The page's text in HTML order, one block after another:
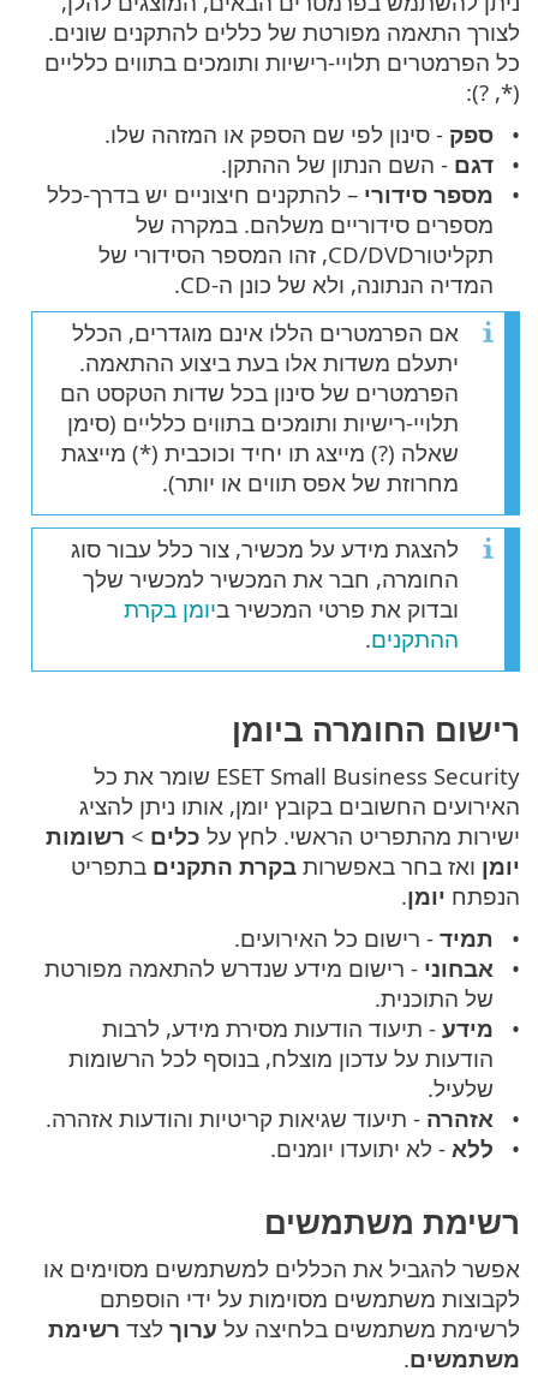
לצורך התאמה מפורטת של כללים להתקנים שונים.
כל הפרמטרים תלויי-רישיות ותומכים בתווים כלליים
(*, ?):
ספק - סינון לפי שם הספק או המזהה שלו.
דגם - השם הנתון של ההתקן.
מספר סידורי – להתקנים חיצוניים יש בדרך-כלל
מספרים סידוריים משלהם. במקרה של
תקליטור‎CD/DVD‎, זהו המספר הסידורי של
המדיה הנתונה, ולא של כונן ה-CD.
אם הפרמטרים הללו אינם מוגדרים, הכלל
יתעלם משדות אלו בעת ביצוע ההתאמה.
הפרמטרים של סינון בכל שדות הטקסט הם
תלויי-רישיות ותומכים בתווים כלליים (סימן
שאלה (?) מייצג תו יחיד וכוכבית (*) מייצגת
מחרוזת של אפס תווים או יותר).
להצגת מידע על מכשיר, צור כלל עבור סוג
החומרה, חבר את המכשיר למכשיר שלך
ובדוק את פרטי המכשיר ביומן בקרת
ההתקנים.
רישום החומרה ביומן
ESET Small Business Security שומר את כל
האירועים החשובים בקובץ יומן, אותו ניתן להציג
ישירות מהתפריט הראשי. לחץ על כלים > רשומות
יומן ואז בחר באפשרות בקרת התקנים בתפריט
הנפתח יומן.
תמיד - רישום כל האירועים.
אבחוני - רישום מידע שנדרש להתאמה מפורטת
של התוכנית.
מידע - תיעוד הודעות מסירת מידע, לרבות
הודעות על עדכון מוצלח, בנוסף לכל הרשומות
שלעיל.
אזהרה - תיעוד שגיאות קריטיות והודעות אזהרה.
ללא- לא יתועדו יומנים.
רשימת משתמשים
אפשר להגביל את הכללים למשתמשים מסוימים או
לקבוצות משתמשים מסוימות על ידי הוספתם
לרשימת משתמשים בלחיצה על ערוך לצד רשימת
משתמשים.